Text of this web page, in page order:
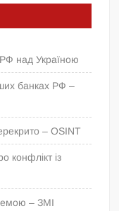
РФ над Україною
банках РФ –
– OSINT
конфлікт із
– ЗМІ